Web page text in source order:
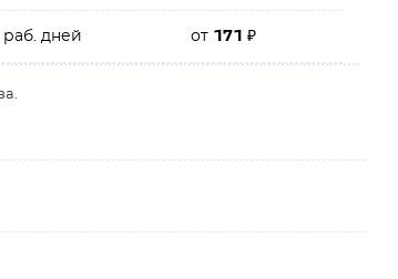
раб. дней от 171₽